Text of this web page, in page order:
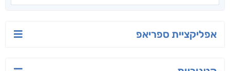
אפליקציית ספריאפ